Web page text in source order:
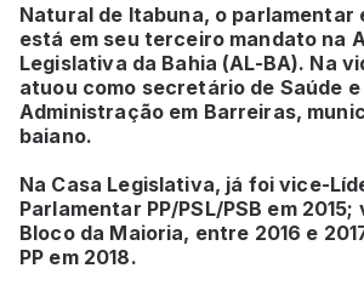
Natural de Itabuna, o parlamentar
está em seu terceiro mandato na
Legislativa da Bahia (AL-BA). Na
atuou como secretário de Saúde e
Administração em Barreiras,
baiano.
Na Casa Legislativa, já foi vice-
Parlamentar PP/PSL/PSB em
Bloco da Maioria, entre 2016 e
PP em 2018.